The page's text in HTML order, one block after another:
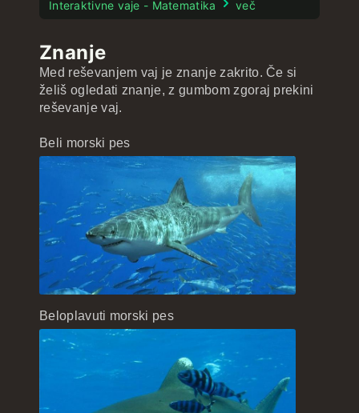
Besedko
Hitrostle neomejeno
Številko
Enačble neomejeno
Matematle
ZDAle zastave
Geografle neomejeno
Letek
Mestle
Filmle
Interaktivne vaje - Matematika več
Znanje
Med reševanjem vaj je znanje zakrito. Če si
želiš ogledati znanje, z gumbom zgoraj prekini
reševanje vaj.
Beli morski pes
Beloplavuti morski pes